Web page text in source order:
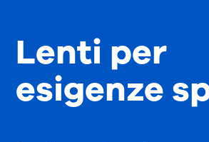
Lenti per
esigenze